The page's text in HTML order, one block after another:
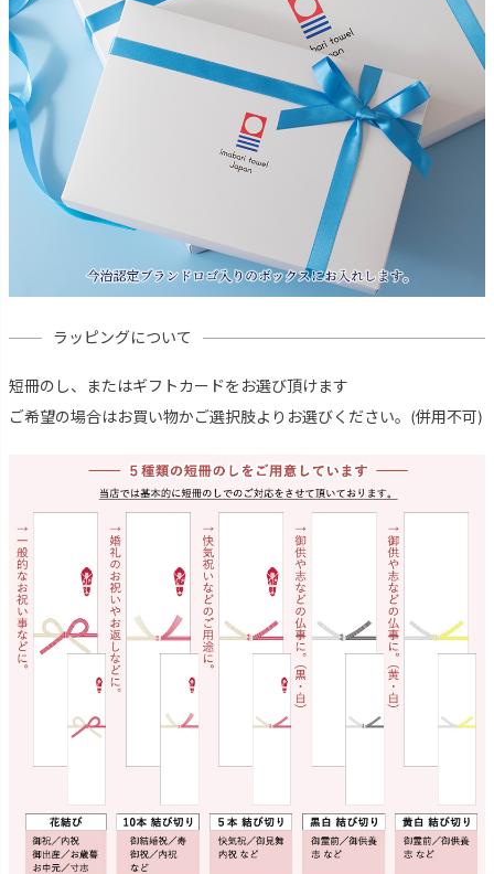
ラッピングについて
短冊のし、またはギフトカードをお選び頂けます
ご希望の場合はお買い物かご選択肢よりお選びください。(併用不可)